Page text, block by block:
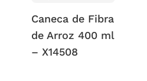
Caneca de Fibra
de Arroz 400 ml
– X14508